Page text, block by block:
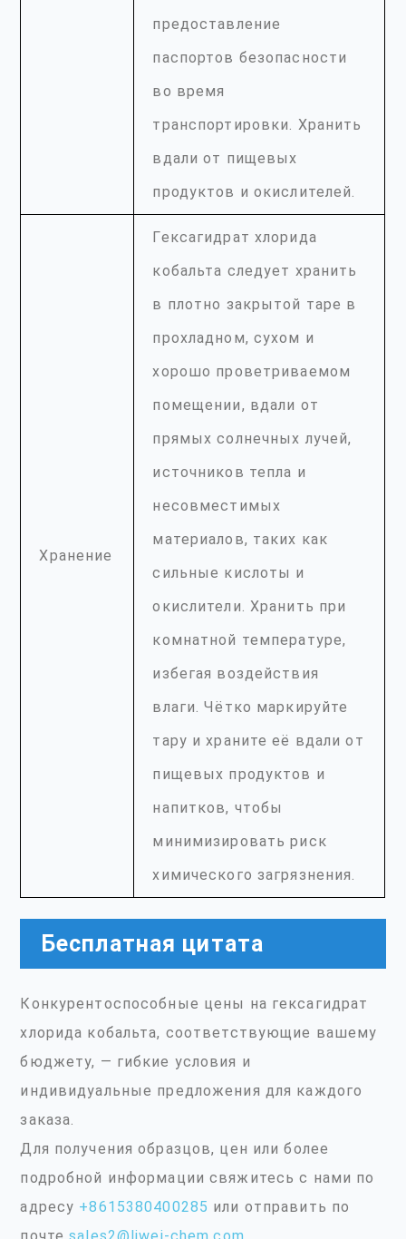
предоставление
паспортов безопасности
во время
транспортировки. Хранить
вдали от пищевых
продуктов и окислителей.
Хранение
Гексагидрат хлорида
кобальта следует хранить
в плотно закрытой таре в
прохладном, сухом и
хорошо проветриваемом
помещении, вдали от
прямых солнечных лучей,
источников тепла и
несовместимых
материалов, таких как
сильные кислоты и
окислители. Хранить при
комнатной температуре,
избегая воздействия
влаги. Чётко маркируйте
тару и храните её вдали от
пищевых продуктов и
напитков, чтобы
минимизировать риск
химического загрязнения.
Бесплатная цитата
Конкурентоспособные цены на гексагидрат
хлорида кобальта, соответствующие вашему
бюджету, — гибкие условия и
индивидуальные предложения для каждого
заказа.
Для получения образцов, цен или более
подробной информации свяжитесь с нами по
адресу +8615380400285 или отправить по
почтеsales2@liwei-chem.com